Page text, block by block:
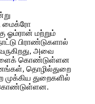
மைக்ரோ
ஓம்ரான் மற்றும்
பிராண்டுகளால்
அவை
கொண்டுள்ளன
தொழில்துறை
துறைகளில்